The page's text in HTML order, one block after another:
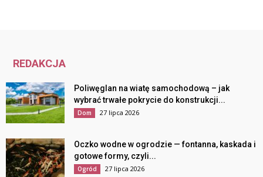
REDAKCJA
Poliwęglan na wiatę samochodową – jak
wybrać trwałe pokrycie do konstrukcji...
Dom 27 lipca 2026
Oczko wodne w ogrodzie — fontanna, kaskada i
gotowe formy, czyli...
Ogród 27 lipca 2026